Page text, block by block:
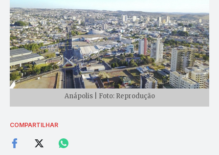
Anápolis | Foto: Reprodução
COMPARTILHAR